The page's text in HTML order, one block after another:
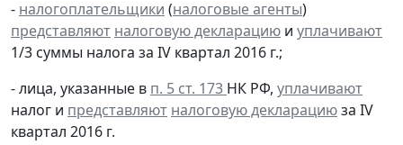
- налогоплательщики (налоговые агенты)
представляют налоговую декларацию и уплачивают
1/3 суммы налога за IV квартал 2016 г.;
- лица, указанные в п. 5 ст. 173 НК РФ, уплачивают
налог и представляют налоговую декларациюза IV
квартал 2016 г.